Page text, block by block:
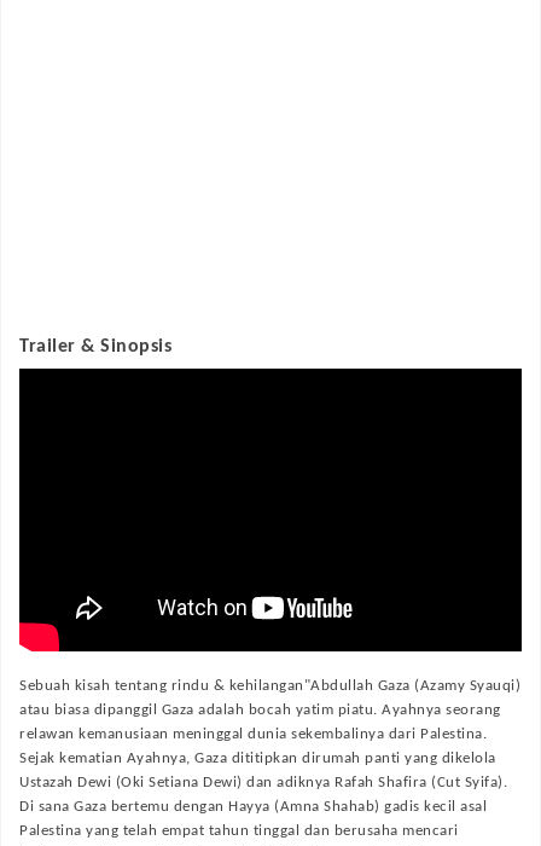
Trailer & Sinopsis
Sebuah kisah tentang rindu & kehilangan"Abdullah Gaza (Azamy Syauqi)
atau biasa dipanggil Gaza adalah bocah yatim piatu. Ayahnya seorang
relawan kemanusiaan meninggal dunia sekembalinya dari Palestina.
Sejak kematian Ayahnya, Gaza dititipkan dirumah panti yang dikelola
Ustazah Dewi (Oki Setiana Dewi) dan adiknya Rafah Shafira (Cut Syifa).
Di sana Gaza bertemu dengan Hayya (Amna Shahab) gadis kecil asal
Palestina yang telah empat tahun tinggal dan berusaha mencari